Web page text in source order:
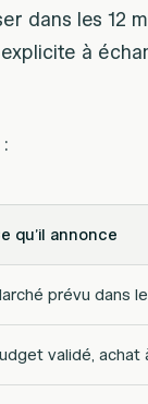
dans les 12
à
qu’il annonce
prévu dans
validé, achat